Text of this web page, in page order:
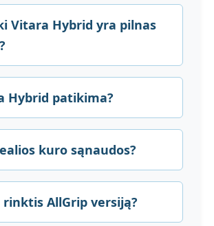
Vitara Hybrid yra pilnas
Hybrid patikima?
kuro sąnaudos?
AllGrip versiją?